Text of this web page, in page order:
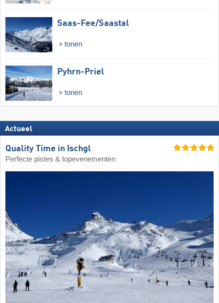
Saas-Fee/​Saastal
tonen
Pyhrn-Priel
tonen
Actueel
Quality Time in Ischgl
Perfecte pistes & topevenementen